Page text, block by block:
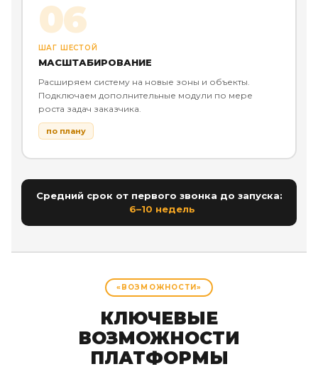
06
ШАГ ШЕСТОЙ
МАСШТАБИРОВАНИЕ
Расширяем систему на новые зоны и объекты.
Подключаем дополнительные модули по мере
роста задач заказчика.
по плану
Средний срок от первого звонка до запуска:
6–10 недель
«ВОЗМОЖНОСТИ»
КЛЮЧЕВЫЕ
ВОЗМОЖНОСТИ
ПЛАТФОРМЫ